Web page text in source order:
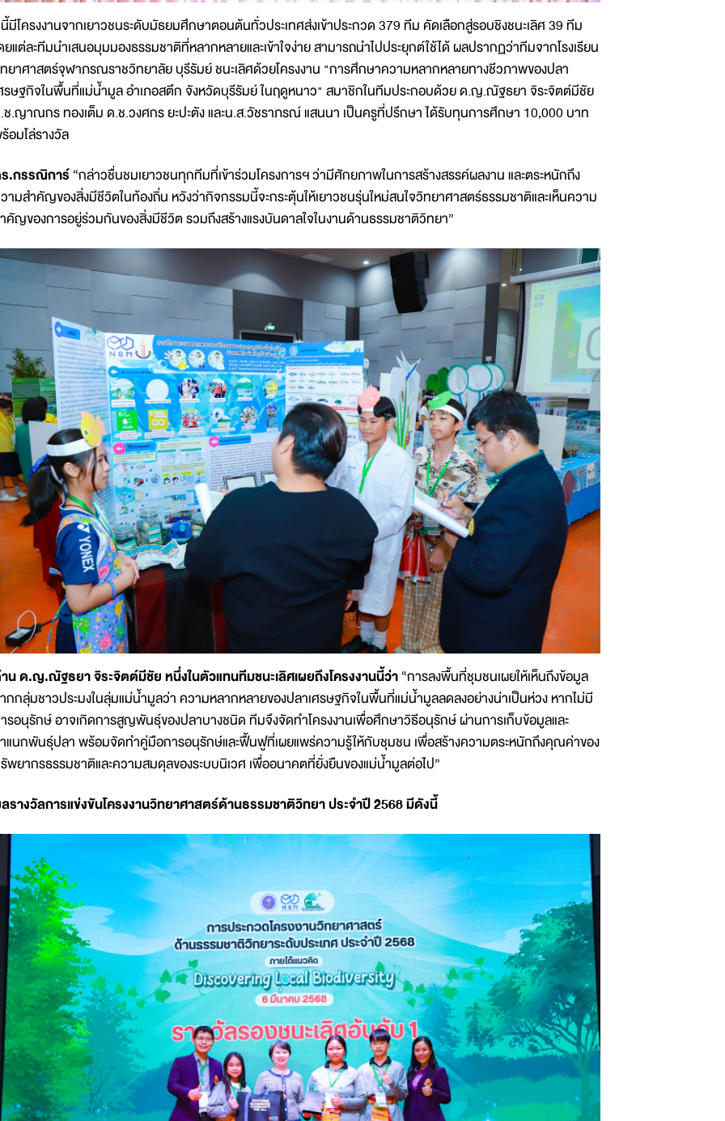
มีโครงงานจากเยาวชนระดับมัธยมศึกษาตอนต้นทั่วประเทศส่งเข้าประกวด 379 ทีม คัดเลือกสู่รอบชิงชนะเลิศ 39 ทีม
ยแต่ละทีมนำเสนอมุมมองธรรมชาติที่หลากหลายและเข้าใจง่าย สามารถนำไปประยุกต์ใช้ได้ ผลปรากฏว่าทีมจากโรงเรียน
ยาศาสตร์จุฬาภรณราชวิทยาลัย บุรีรัมย์ ชนะเลิศด้วยโครงงาน "การศึกษาความหลากหลายทางชีวภาพของปลา
รษฐกิจในพื้นที่แม่น้ำมูล อำเภอสตึก จังหวัดบุรีรัมย์ ในฤดูหนาว" สมาชิกในทีมประกอบด้วย ด.ญ.ณัฐธยา จิระจิตต์มีชัย
.ญาณกร ทองเต็ม ด.ช.วงศกร ยะปะตัง และน.ส.วัชราภรณ์ แสนนา เป็นครูที่ปรึกษา ได้รับทุนการศึกษา 10,000 บาท
อมโล่รางวัล
.กรรณิการ์“กล่าวชื่นชมเยาวชนทุกทีมที่เข้าร่วมโครงการฯ ว่ามีศักยภาพในการสร้างสรรค์ผลงาน และตระหนักถึง
ามสำคัญของสิ่งมีชีวิตในท้องถิ่น หวังว่ากิจกรรมนี้จะกระตุ้นให้เยาวชนรุ่นใหม่สนใจวิทยาศาสตร์ธรรมชาติและเห็นความ
คัญของการอยู่ร่วมกันของสิ่งมีชีวิต รวมถึงสร้างแรงบันดาลใจในงานด้านธรรมชาติวิทยา”
น ด.ญ.ณัฐธยา จิระจิตต์มีชัย หนึ่งในตัวแทนทีมชนะเลิศเผยถึงโครงงานนี้ว่า“การลงพื้นที่ชุมชนเผยให้เห็นถึงข้อมูล
กกลุ่มชาวประมงในลุ่มแม่น้ำมูลว่า ความหลากหลายของปลาเศรษฐกิจในพื้นที่แม่น้ำมูลลดลงอย่างน่าเป็นห่วง หากไม่มี
รอนุรักษ์ อาจเกิดการสูญพันธุ์ของปลาบางชนิด ทีมจึงจัดทำโครงงานเพื่อศึกษาวิธีอนุรักษ์ ผ่านการเก็บข้อมูลและ
แนกพันธุ์ปลา พร้อมจัดทำคู่มือการอนุรักษ์และฟื้นฟูที่เผยแพร่ความรู้ให้กับชุมชน เพื่อสร้างความตระหนักถึงคุณค่าของ
พยากรธรรมชาติและความสมดุลของระบบนิเวศ เพื่ออนาคตที่ยั่งยืนของแม่น้ำมูลต่อไป”
รางวัลการแข่งขันโครงงานวิทยาศาสตร์ด้านธรรมชาติวิทยา ประจำปี 2568 มีดังนี้